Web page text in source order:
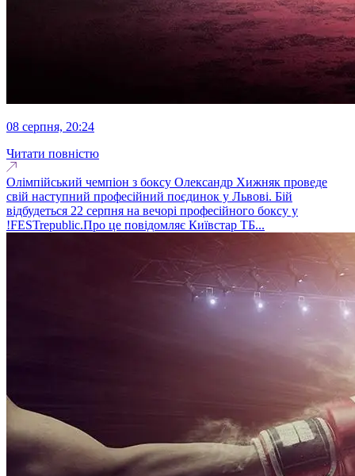
08 серпня, 20:24
Читати повністю
Олімпійський чемпіон з боксу Олександр Хижняк проведе
свій наступний професійний поєдинок у Львові. Бій
відбудеться 22 серпня на вечорі професійного боксу у
!FESTrepublic.Про це повідомляє Київстар ТБ...